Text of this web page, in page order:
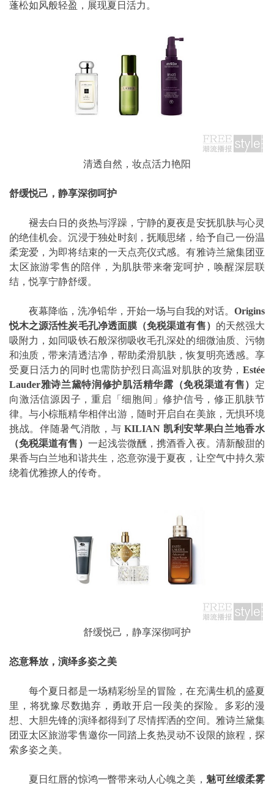
蓬松如风般轻盈，展现夏日活力。
清透自然，妆点活力艳阳
舒缓悦己，静享深彻呵护
褪去白日的炎热与浮躁，宁静的夏夜是安抚肌肤与心灵
的绝佳机会。沉浸于独处时刻，抚顺思绪，给予自己一份温
柔宠爱，为即将结束的一天点亮仪式感。有雅诗兰黛集团亚
太区旅游零售的陪伴，为肌肤带来奢宠呵护，唤醒深层联
结，悦享宁静舒缓。
夜幕降临，洗净铅华，开始一场与自我的对话。 Origins
悦木之源活性炭毛孔净透面膜 （免税渠道有售） 的天然强大
吸附力，如同吸铁石般深彻吸收毛孔深处的细微油质、污物
和浊质，带来清透洁净，帮助柔滑肌肤，恢复明亮透感。享
受夏日活力的同时也需防护烈日高温对肌肤的攻势， Estée
Lauder雅诗兰黛特润修护肌活精华露 （免税渠道有售） 定
向激活信源因子，重启「细胞间」修护信号，修正肌肤节
律。与小棕瓶精华相伴出游，随时开启自在美旅，无惧环境
挑战。伴随暑气消散，与KILIAN 凯利安苹果白兰地香水
（免税渠道有售） 一起浅尝微醺，携酒香入夜。清新酸甜的
果香与白兰地和谐共生，恣意弥漫于夏夜，让空气中持久萦
绕着优雅撩人的传奇。
舒缓悦己，静享深彻呵护
恣意释放，演绎多姿之美
每个夏日都是一场精彩纷呈的冒险，在充满生机的盛夏
里，将犹豫尽数抛弃，勇敢开启一段美的探险。多彩的漫
想、大胆先锋的演绎都得到了尽情挥洒的空间。雅诗兰黛集
团亚太区旅游零售邀你一同踏上炙热灵动不设限的旅程，探
索多姿之美。
夏日红唇的惊鸿一瞥带来动人心魄之美， 魅可丝缎柔雾